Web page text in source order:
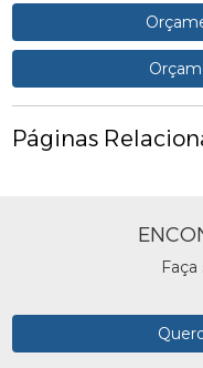
Páginas